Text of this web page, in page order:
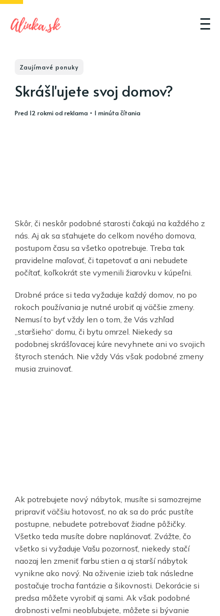
Zaujímavé ponuky
Skrášľujete svoj domov?
pred 12 rokmiodreklama • 1 minúta čítania
Skôr, či neskôr podobné starosti čakajú na každého z
nás. Aj ak sa sťahujete do celkom nového domova,
postupom času sa všetko opotrebuje. Treba tak
pravidelne maľovať, či tapetovať a ani nebudete
počítať, koľkokrát ste vymenili žiarovku v kúpeľni.
Drobné práce si teda vyžaduje každý domov, no po
rokoch používania je nutné urobiť aj väčšie zmeny.
Nemusí to byť vždy len o tom, že Vás vzhľad
„staršieho“ domu, či bytu omrzel. Niekedy sa
podobnej skrášľovacej kúre nevyhnete ani vo svojich
štyroch stenách. Nie vždy Vás však podobné zmeny
musia zruinovať.
Ak potrebujete nový nábytok, musíte si samozrejme
pripraviť väčšiu hotovosť, no ak sa do prác pustíte
postupne, nebudete potrebovať žiadne pôžičky.
Všetko teda musíte dobre naplánovať. Zvážte, čo
všetko si vyžaduje Vašu pozornosť, niekedy stačí
naozaj len zmeniť farbu stien a aj starší nábytok
vynikne ako nový. Na oživenie izieb tak následne
postačuje trocha fantázie a šikovnosti. Dekorácie si
predsa môžete vyrobiť aj sami. Ak však podobné
drobnosti veľmi neobľubujete, môžete si bývanie